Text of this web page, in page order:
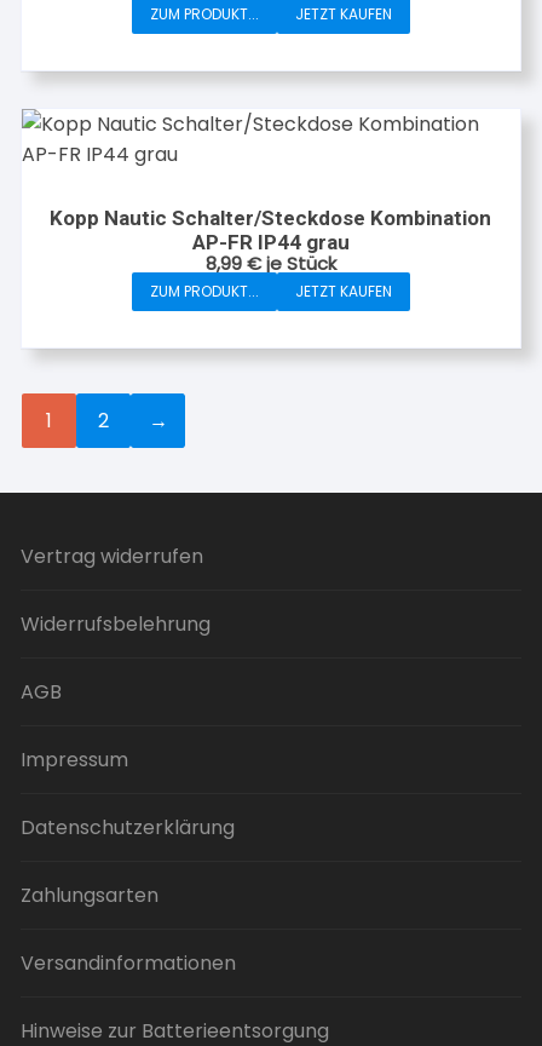
ZUM PRODUKT... JETZT KAUFEN
Kopp Nautic Schalter/Steckdose Kombination
AP-FR IP44 grau
8,99€je Stück
ZUM PRODUKT... JETZT KAUFEN
1 2 →
Vertrag widerrufen
Widerrufsbelehrung
AGB
Impressum
Datenschutzerklärung
Zahlungsarten
Versandinformationen
Hinweise zur Batterieentsorgung